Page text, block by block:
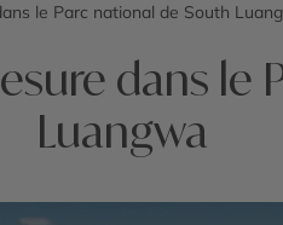
le Parc national de South
dans le
Luangwa